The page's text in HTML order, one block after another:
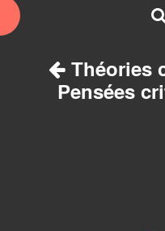
Théories
Pensées